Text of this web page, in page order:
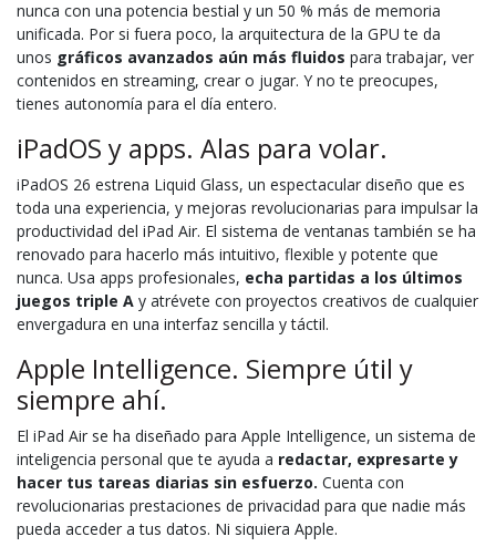
nunca con una potencia bestial y un 50 % más de memoria
unificada. Por si fuera poco, la arquitectura de la GPU te da
unos gráficos avanzados aún más fluidos para trabajar, ver
contenidos en streaming, crear o jugar. Y no te preocupes,
tienes autonomía para el día entero.
iPadOS y apps. Alas para volar.
iPadOS 26 estrena Liquid Glass, un espectacular diseño que es
toda una experiencia, y mejoras revolucionarias para impulsar la
productividad del iPad Air. El sistema de ventanas también se ha
renovado para hacerlo más intuitivo, flexible y potente que
nunca. Usa apps profesionales, echa partidas a los últimos
juegos triple A y atrévete con proyectos creativos de cualquier
envergadura en una interfaz sencilla y táctil.
Apple Intelligence. Siempre útil y
siempre ahí.
El iPad Air se ha diseñado para Apple Intelligence, un sistema de
inteligencia personal que te ayuda a redactar, expresarte y
hacer tus tareas diarias sin esfuerzo. Cuenta con
revolucionarias prestaciones de privacidad para que nadie más
pueda acceder a tus datos. Ni siquiera Apple.